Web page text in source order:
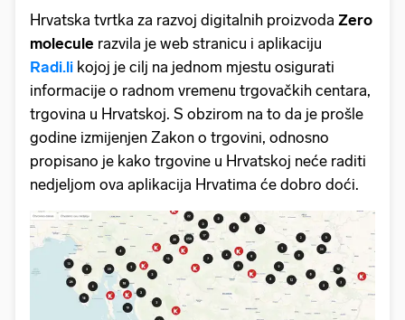
Hrvatska tvrtka za razvoj digitalnih proizvoda Zero
molecule razvila je web stranicu i aplikaciju
Radi.li kojoj je cilj na jednom mjestu osigurati
informacije o radnom vremenu trgovačkih centara,
trgovina u Hrvatskoj. S obzirom na to da je prošle
godine izmijenjen Zakon o trgovini, odnosno
propisano je kako trgovine u Hrvatskoj neće raditi
nedjeljom ova aplikacija Hrvatima će dobro doći.